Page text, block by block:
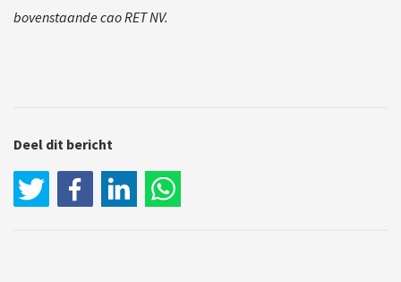
bovenstaande cao RET NV.
Deel dit bericht
LinkedIn